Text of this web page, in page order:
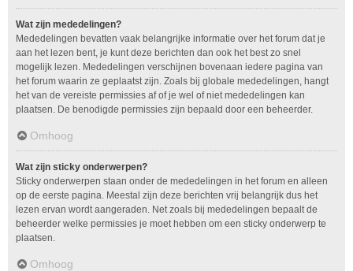
Wat zijn mededelingen?
Mededelingen bevatten vaak belangrijke informatie over het forum dat je
aan het lezen bent, je kunt deze berichten dan ook het best zo snel
mogelijk lezen. Mededelingen verschijnen bovenaan iedere pagina van
het forum waarin ze geplaatst zijn. Zoals bij globale mededelingen, hangt
het van de vereiste permissies af of je wel of niet mededelingen kan
plaatsen. De benodigde permissies zijn bepaald door een beheerder.
Omhoog
Wat zijn sticky onderwerpen?
Sticky onderwerpen staan onder de mededelingen in het forum en alleen
op de eerste pagina. Meestal zijn deze berichten vrij belangrijk dus het
lezen ervan wordt aangeraden. Net zoals bij mededelingen bepaalt de
beheerder welke permissies je moet hebben om een sticky onderwerp te
plaatsen.
Omhoog